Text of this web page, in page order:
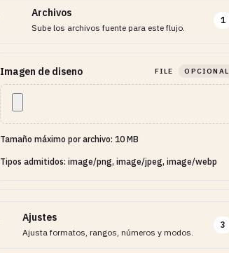
Archivos
Sube los archivos fuente para este flujo.
1
Imagen de diseno FILE OPCIONAL
Tamaño máximo por archivo: 10 MB
Tipos admitidos: image/png, image/jpeg, image/webp
Ajustes
Ajusta formatos, rangos, números y modos.
3